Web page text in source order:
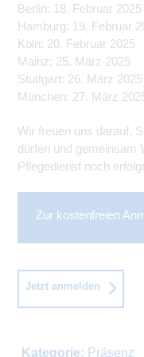
Berlin: 18. Februar 2025
Hamburg: 19. Februar
Köln: 20. Februar 2025
Mainz: 25. März 2025
Stuttgart: 26. März 2025
München: 27. März
Wir freuen uns darauf,
dürfen und gemeinsam
Pflegedienst noch
Zur kostenfreien
Jetzt anmelden
Kategorie: Präsenz